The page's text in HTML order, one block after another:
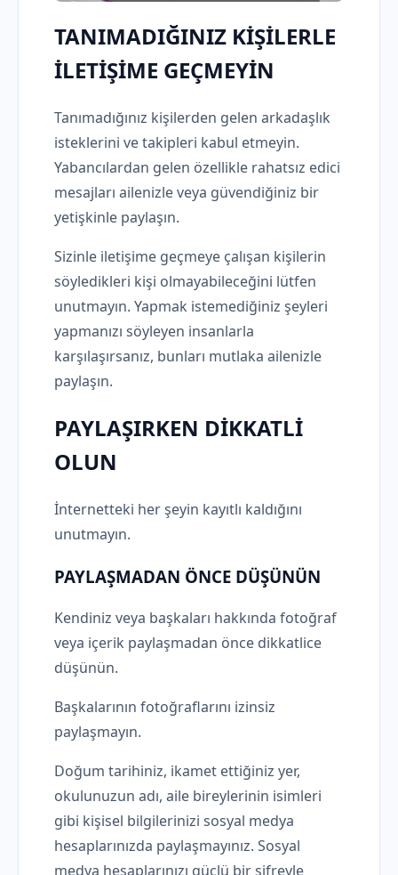
TANIMADIĞINIZ KİŞİLERLE
İLETİŞİME GEÇMEYİN
Tanımadığınız kişilerden gelen arkadaşlık
isteklerini ve takipleri kabul etmeyin.
Yabancılardan gelen özellikle rahatsız edici
mesajları ailenizle veya güvendiğiniz bir
yetişkinle paylaşın.
Sizinle iletişime geçmeye çalışan kişilerin
söyledikleri kişi olmayabileceğini lütfen
unutmayın. Yapmak istemediğiniz şeyleri
yapmanızı söyleyen insanlarla
karşılaşırsanız, bunları mutlaka ailenizle
paylaşın.
PAYLAŞIRKEN DİKKATLİ
OLUN
İnternetteki her şeyin kayıtlı kaldığını
unutmayın.
PAYLAŞMADAN ÖNCE DÜŞÜNÜN
Kendiniz veya başkaları hakkında fotoğraf
veya içerik paylaşmadan önce dikkatlice
düşünün.
Başkalarının fotoğraflarını izinsiz
paylaşmayın.
Doğum tarihiniz, ikamet ettiğiniz yer,
okulunuzun adı, aile bireylerinin isimleri
gibi kişisel bilgilerinizi sosyal medya
hesaplarınızda paylaşmayınız. Sosyal
medya hesaplarınızı güçlü bir şifreyle